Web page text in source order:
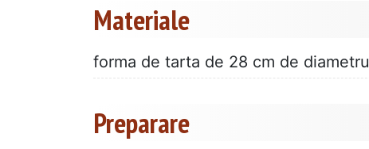
Materiale
forma de tarta de 28 cm de diametru
Preparare